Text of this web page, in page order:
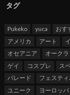
タグ
Pukeko yuca おす
アメリカ
アート
オセアニア
オーク
ゲイ
コスプレ ス
パレード
フェステ
ユニーク
ヨーロッパ